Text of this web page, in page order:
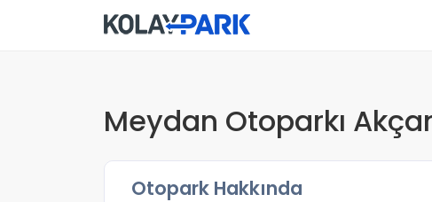
Meydan Otoparkı
Otopark Hakkında